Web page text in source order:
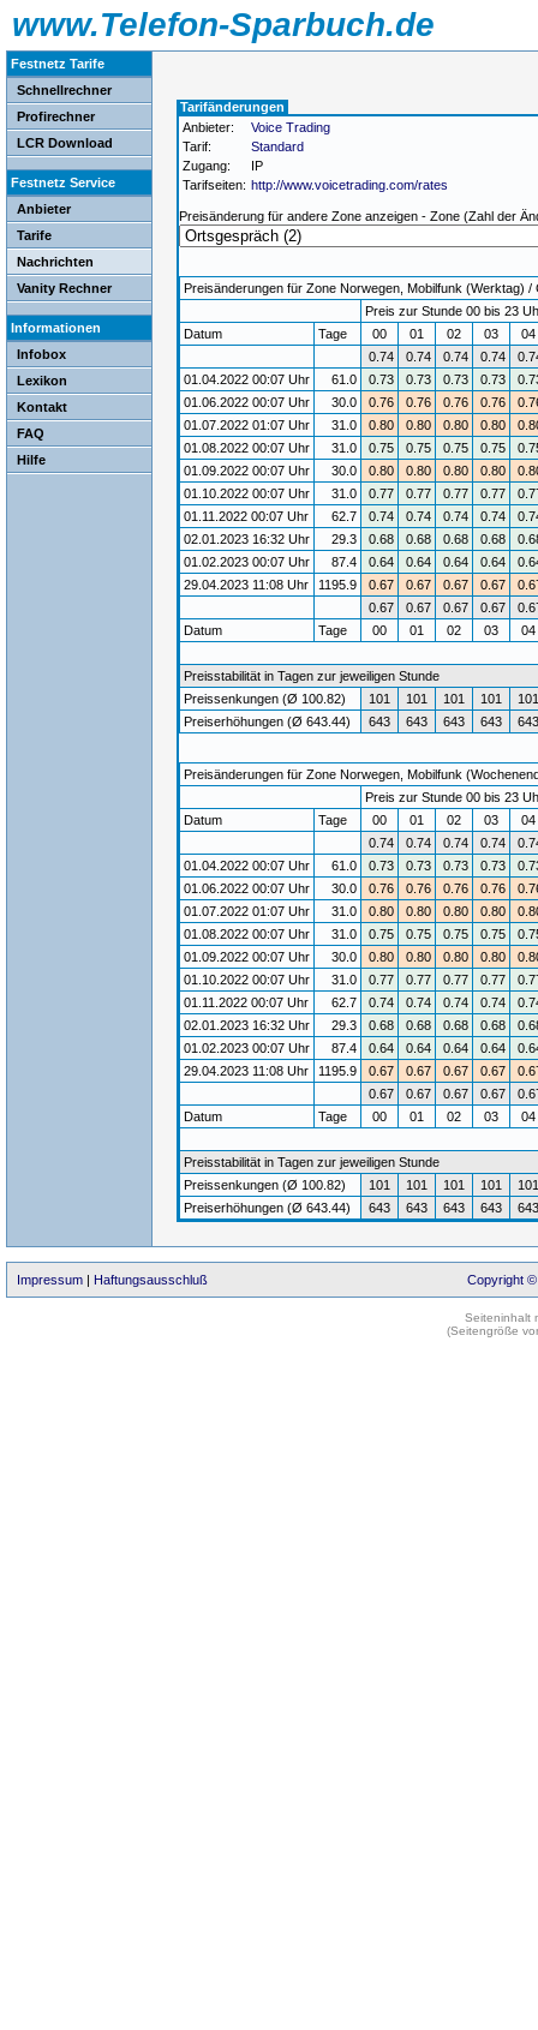
www.Telefon-Sparbuch.de
Festnetz Tarife
Schnellrechner
Profirechner
LCR Download
Festnetz Service
Anbieter
Tarife
Nachrichten
Vanity Rechner
Informationen
Infobox
Lexikon
Kontakt
FAQ
Hilfe
Tarifänderungen
Anbieter:
Voice Trading
Tarif:
Standard
Zugang:
IP
Tarifseiten: http://www.voicetrading.com/rates
Preisänderung für andere Zone anzeigen - Zone (Zahl der
Preisänderungen für Zone Norwegen, Mobilfunk (Werktag) /
Preis zur Stunde 00 bis 23
Datum
Tage 00 01 02 03
0.74
0.74 0.74 0.74
01.04.2022 00:07 Uhr
61.0 0.73 0.73 0.73 0.73
01.06.2022 00:07 Uhr
30.0 0.76 0.76 0.76 0.76
01.07.2022 01:07 Uhr
31.0 0.80 0.80 0.80 0.80
01.08.2022 00:07 Uhr
31.0 0.75 0.75 0.75 0.75
01.09.2022 00:07 Uhr
30.0 0.80 0.80 0.80 0.80
01.10.2022 00:07 Uhr
31.0 0.77 0.77 0.77 0.77
01.11.2022 00:07 Uhr
62.7 0.74 0.74 0.74 0.74
02.01.2023 16:32 Uhr
29.3 0.68 0.68 0.68 0.68
01.02.2023 00:07 Uhr
87.4 0.64 0.64 0.64 0.64
29.04.2023 11:08 Uhr
1195.9 0.67 0.67 0.67 0.67
0.67
0.67 0.67 0.67
Datum
Tage 00 01 02 03 04
Preisstabilität in Tagen zur jeweiligen Stunde
Preissenkungen (Ø 100.82)
101 101 101 101
101
Preiserhöhungen (Ø 643.44)
643 643 643 643 643
Preisänderungen für Zone Norwegen, Mobilfunk
Preis zur Stunde 00 bis 23
Datum
Tage 00 01 02 03
0.74
0.74 0.74 0.74
01.04.2022 00:07 Uhr
61.0 0.73 0.73 0.73 0.73
01.06.2022 00:07 Uhr
30.0 0.76 0.76 0.76 0.76
01.07.2022 01:07 Uhr
31.0 0.80 0.80 0.80 0.80
01.08.2022 00:07 Uhr
31.0 0.75 0.75 0.75 0.75
01.09.2022 00:07 Uhr
30.0 0.80 0.80 0.80 0.80
01.10.2022 00:07 Uhr
31.0 0.77 0.77 0.77 0.77
01.11.2022 00:07 Uhr
62.7 0.74 0.74 0.74 0.74
02.01.2023 16:32 Uhr
29.3 0.68 0.68 0.68 0.68
01.02.2023 00:07 Uhr
87.4 0.64 0.64 0.64 0.64
29.04.2023 11:08 Uhr
1195.9 0.67 0.67 0.67 0.67
0.67
0.67 0.67 0.67
Datum
Tage 00 01 02 03 04
Preisstabilität in Tagen zur jeweiligen Stunde
Preissenkungen (Ø 100.82)
101 101 101 101
101
Preiserhöhungen (Ø 643.44)
643 643 643 643 643
Impressum | Haftungsausschluß Copyright ©
Seiteninhalt
(Seitengröße